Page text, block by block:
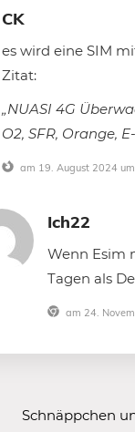
CK
es wird eine SIM
Zitat:
„NUASI 4G
O2, SFR, Orange,
am 19. August 2024
Ich22
Wenn Esim
Tagen als
am 24.
Schnäppchen